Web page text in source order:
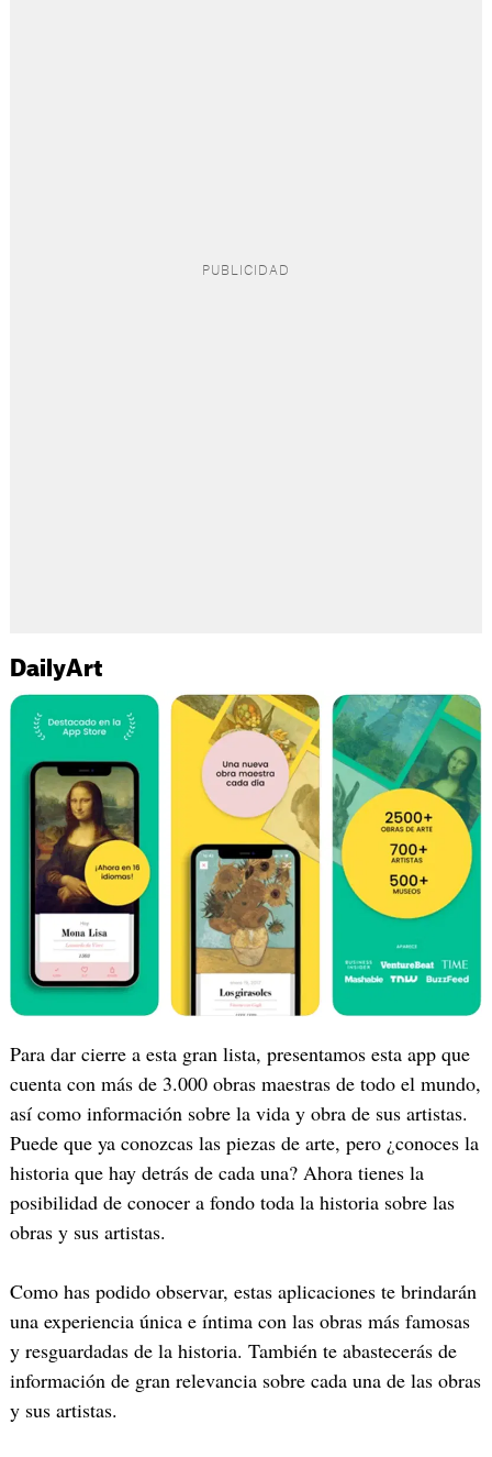
DailyArt
Para dar cierre a esta gran lista, presentamos esta app que
cuenta con más de 3.000 obras maestras de todo el mundo,
así como información sobre la vida y obra de sus artistas.
Puede que ya conozcas las piezas de arte, pero ¿conoces la
historia que hay detrás de cada una? Ahora tienes la
posibilidad de conocer a fondo toda la historia sobre las
obras y sus artistas.
Como has podido observar, estas aplicaciones te brindarán
una experiencia única e íntima con las obras más famosas
y resguardadas de la historia. También te abastecerás de
información de gran relevancia sobre cada una de las obras
y sus artistas.